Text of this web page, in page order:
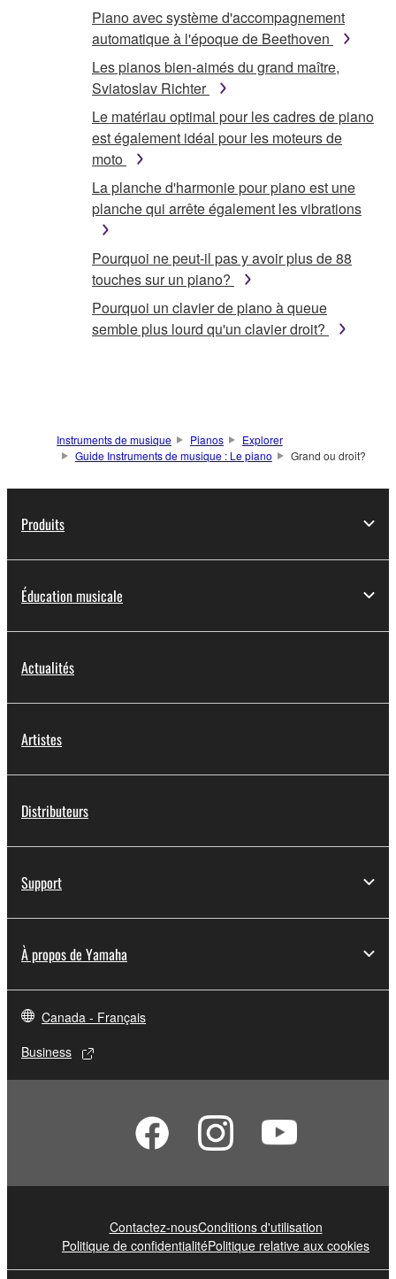
Piano avec système d'accompagnement
automatique à l'époque de Beethoven
Les pianos bien-aimés du grand maître,
Sviatoslav Richter
Le matériau optimal pour les cadres de piano
est également idéal pour les moteurs de
moto
La planche d'harmonie pour piano est une
planche qui arrête également les vibrations
Pourquoi ne peut-il pas y avoir plus de 88
touches sur un piano?
Pourquoi un clavier de piano à queue
semble plus lourd qu'un clavier droit?
Instruments de musique Pianos
Explorer
Guide Instruments de musique : Le piano
Grand ou droit?
Produits
Éducation musicale
Actualités
Artistes
Distributeurs
Support
À propos de Yamaha
Canada - Français
Business
Contactez-nousConditions d'utilisation
Politique de confidentialitéPolitique relative aux cookies